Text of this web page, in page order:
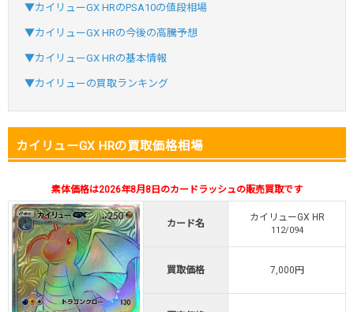
おりパンダ
オリパスタジアム
・atone・ペイディ対応！
オリパスタジアム公式はこちら ＞
オリくじ
・新規登録で無料100連できる！
・初回購入は500coinが50円
TVCM記念！激熱イベント開催中
オリくじ公式はこちら ＞
▼カイリューGX HRのPSA10の値段相場
▼カイリューGX HRの今後の高騰予想
▼カイリューGX HRの基本情報
▼カイリューの買取ランキング
カイリューGX HRの買取価格相場
素体価格は2026年8月8日のカードラッシュの販売買取です
カード名
カイリューGX HR
112/094
買取価格 7,000円